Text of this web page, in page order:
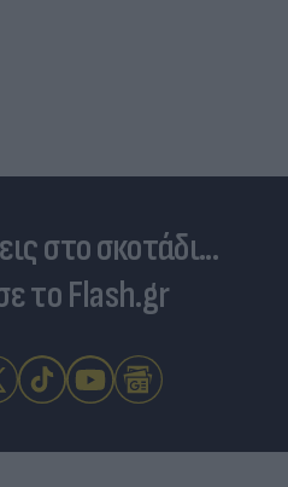
στο σκοτάδι...
το Flash.gr